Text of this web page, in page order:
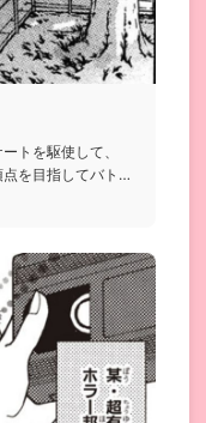
トを駆使して、
を目指してバト